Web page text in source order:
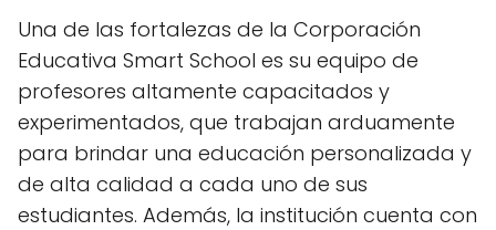
Una de las fortalezas de la Corporación
Educativa Smart School es su equipo de
profesores altamente capacitados y
experimentados, que trabajan arduamente
para brindar una educación personalizada y
de alta calidad a cada uno de sus
estudiantes. Además, la institución cuenta con